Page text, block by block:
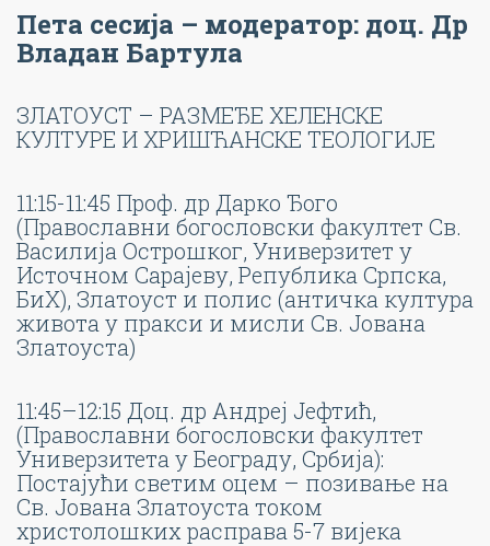
Пета сесија – модератор: доц. Др
Владан Бартула
ЗЛАТОУСТ – РАЗМЕЂЕ ХЕЛЕНСКЕ
КУЛТУРЕ И ХРИШЋАНСКЕ ТЕОЛОГИЈЕ
11:15-11:45 Проф. др Дарко Ђого
(Православни богословски факултет Св.
Василија Острошког, Универзитет у
Источном Сарајеву, Република Српска,
БиХ), Златоуст и полис (античка култура
живота у пракси и мисли Св. Јована
Златоуста)
11:45–12:15 Доц. др Андреј Јефтић,
(Православни богословски факултет
Универзитета у Београду, Србија):
Постајући светим оцем – позивање на
Св. Јована Златоуста током
христолошких расправа 5-7 вијека